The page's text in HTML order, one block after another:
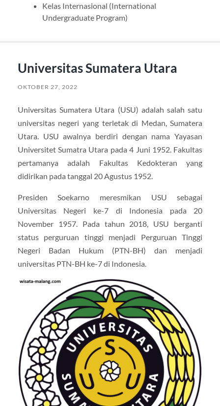
Kelas Internasional (International
Undergraduate Program)
Universitas Sumatera Utara
OKTOBER 27, 2022
Universitas Sumatera Utara (USU) adalah salah satu
universitas negeri yang terletak di Medan, Sumatera
Utara. USU awalnya berdiri dengan nama Yayasan
Universitet Sumatra Utara pada 4 Juni 1952. Fakultas
pertamanya adalah Fakultas Kedokteran yang
didirikan pada tanggal 20 Agustus 1952.
Presiden Soekarno meresmikan USU sebagai
Universitas Negeri ke-7 di Indonesia pada 20
November 1957. Pada tahun 2018, USU berganti
status perguruan tinggi menjadi Perguruan Tinggi
Negeri Badan Hukum (PTN-BH) dan menjadi
universitas PTN-BH ke-7 di Indonesia.